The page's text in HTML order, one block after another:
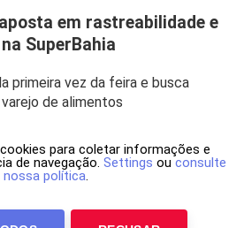
em rastreabilidade e
SuperBahia
primeira vez da feira e busca
de alimentos
para coletar informações e
de navegação. Settings ou consulte
nossa política.